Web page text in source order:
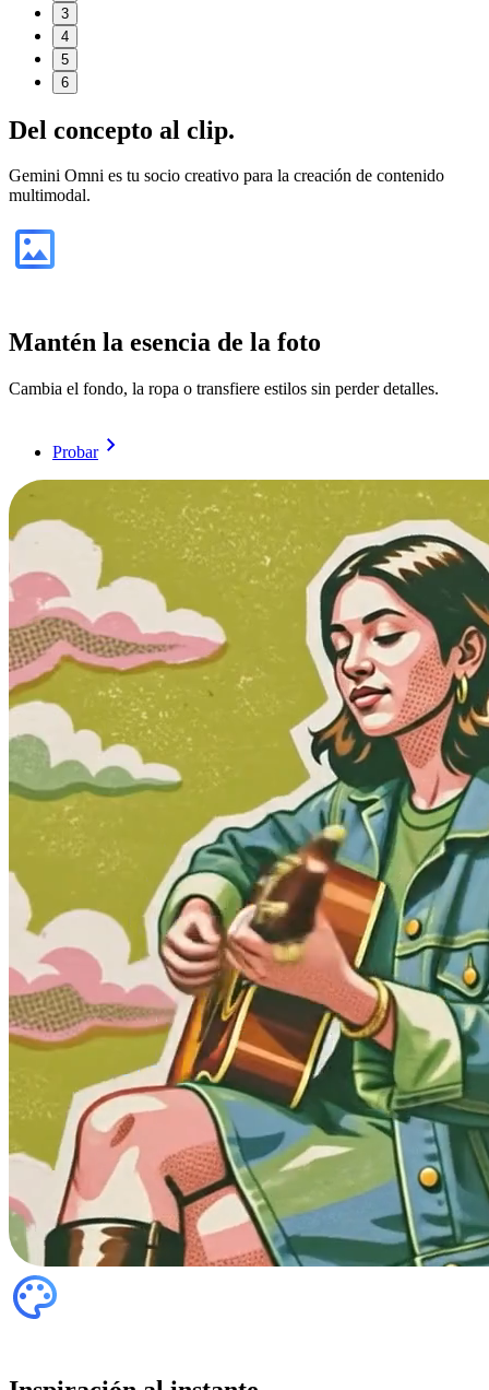
3
4
5
6
Del concepto al clip.
Gemini Omni es tu socio creativo para la creación de contenido
multimodal.
Mantén la esencia de la foto
Cambia el fondo, la ropa o transfiere estilos sin perder detalles.
Probar